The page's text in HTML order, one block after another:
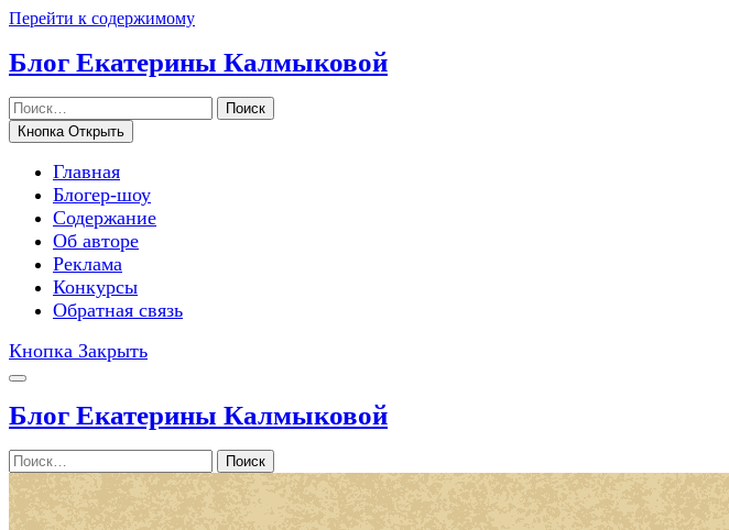
Перейти к содержимому
Блог Екатерины Калмыковой
Поиск
Кнопка Открыть
Главная
Блогер-шоу
Содержание
Об авторе
Реклама
Конкурсы
Обратная связь
Кнопка Закрыть
Блог Екатерины Калмыковой
Поиск